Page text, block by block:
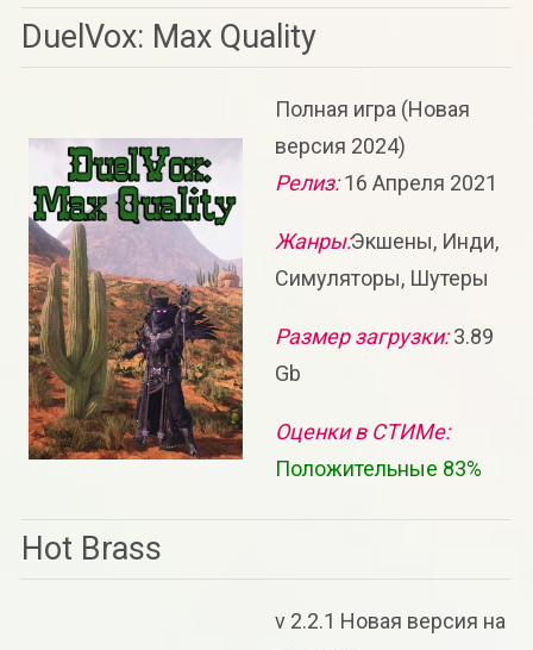
DuelVox: Max Quality
Полная игра (Новая
версия 2024)
Релиз:16 Апреля 2021
Жанры:Экшены, Инди,
Симуляторы, Шутеры
Размер загрузки:3.89
Gb
Оценки в СТИМе:
Положительные 83%
Hot Brass
v 2.2.1 Новая версия на